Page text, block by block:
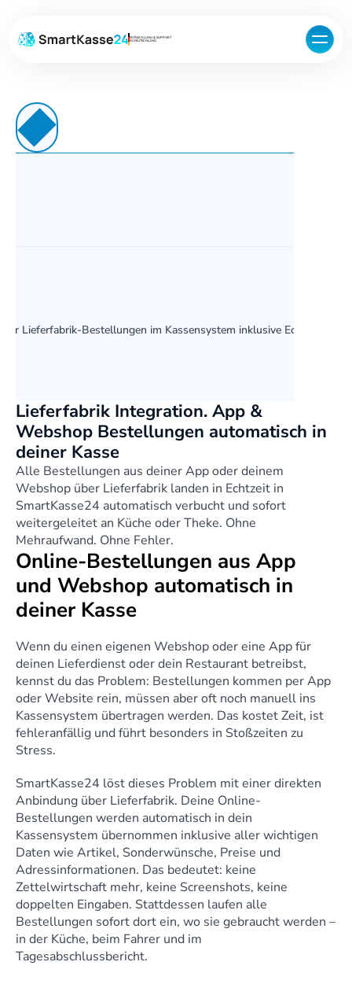
ENTWICKLUNG & SUPPORT
IN DEUTSCHLAND
Lieferfabrik-Bestellungen im Kassensystem inklusive Echtzeit-
Lieferfabrik Integration. App &
Webshop Bestellungen automatisch in
deiner Kasse
Alle Bestellungen aus deiner App oder deinem
Webshop über Lieferfabrik landen in Echtzeit in
SmartKasse24 automatisch verbucht und sofort
weitergeleitet an Küche oder Theke. Ohne
Mehraufwand. Ohne Fehler.
Online-Bestellungen aus App
und Webshop automatisch in
deiner Kasse
Wenn du einen eigenen Webshop oder eine App für
deinen Lieferdienst oder dein Restaurant betreibst,
kennst du das Problem: Bestellungen kommen per App
oder Website rein, müssen aber oft noch manuell ins
Kassensystem übertragen werden. Das kostet Zeit, ist
fehleranfällig und führt besonders in Stoßzeiten zu
Stress.
SmartKasse24 löst dieses Problem mit einer direkten
Anbindung über Lieferfabrik. Deine Online-
Bestellungen werden automatisch in dein
Kassensystem übernommen inklusive aller wichtigen
Daten wie Artikel, Sonderwünsche, Preise und
Adressinformationen. Das bedeutet: keine
Zettelwirtschaft mehr, keine Screenshots, keine
doppelten Eingaben. Stattdessen laufen alle
Bestellungen sofort dort ein, wo sie gebraucht werden –
in der Küche, beim Fahrer und im
Tagesabschlussbericht.